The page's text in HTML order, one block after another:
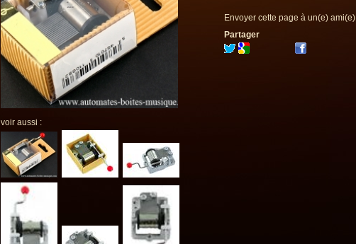
voir aussi :
Envoyer cette page à un(e) ami(e)
Partager